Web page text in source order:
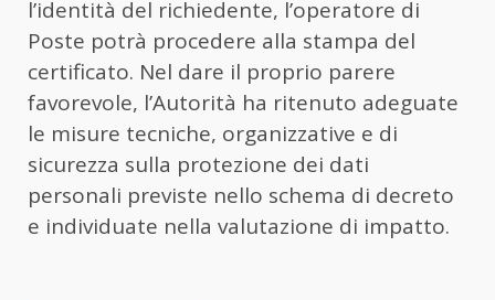
l’identità del richiedente, l’operatore di
Poste potrà procedere alla stampa del
certificato. Nel dare il proprio parere
favorevole, l’Autorità ha ritenuto adeguate
le misure tecniche, organizzative e di
sicurezza sulla protezione dei dati
personali previste nello schema di decreto
e individuate nella valutazione di impatto.